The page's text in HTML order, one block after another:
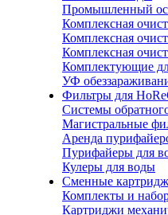
Промышленный
Комплексная
Комплексная
Комплексная
Комплектующие
УФ
Фильтры для
Системы
Магистральные
Аренда
Пурифайеры для
Кулеры для воды
Сменные
Комплекты и
Картриджи